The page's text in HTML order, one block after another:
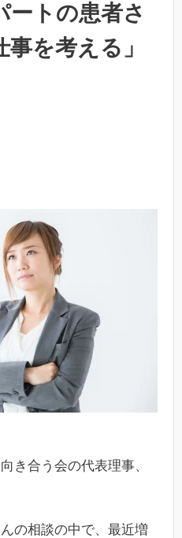
ートの患者さ
を考える」
き合う会の代表理事、
の相談の中で、最近増